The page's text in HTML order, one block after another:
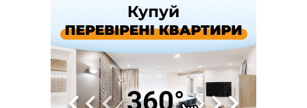
далеко за межами Коломиї
Поблизу Франківська п'яний на Chevrolet втікав від поліції
На Прикарпатті триває декларування вогнепальної зброї:
уже зареєстровано 282 одиниці
Понад 9 тис. прикарпатських вступників отримали
рекомендації до зарахування на бакалаврат у ВНЗ
Кілька вулиць у Долині тимчасово залишаться без газу